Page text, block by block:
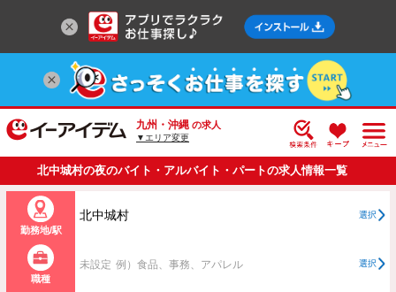
九州・沖縄 の求人
▼エリア変更
北中城村の夜のバイト・アルバイト・パートの求人情報一覧
勤務地/駅
北中城村 選択
職種
未設定 例）食品、事務、アパレル 選択